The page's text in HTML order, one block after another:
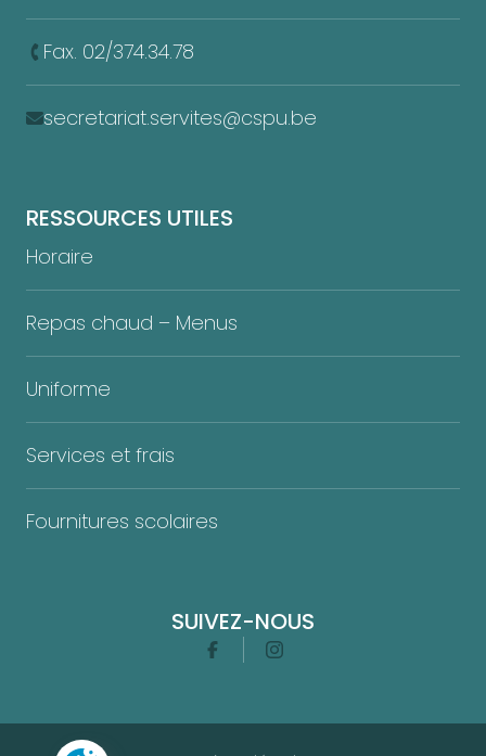
Fax. 02/374.34.78
secretariat.servites@cspu.be
RESSOURCES UTILES
Horaire
Repas chaud – Menus
Uniforme
Services et frais
Fournitures scolaires
SUIVEZ-NOUS
FacebookInstagram